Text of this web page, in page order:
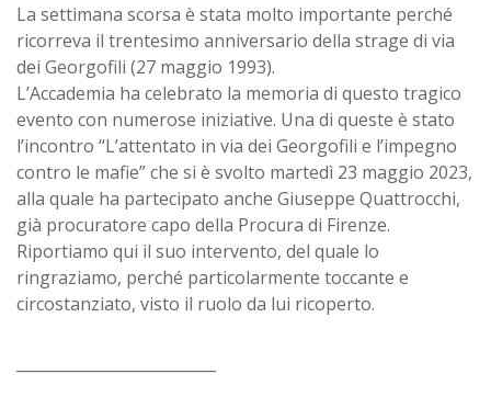
La settimana scorsa è stata molto importante perché
ricorreva il trentesimo anniversario della strage di via
dei Georgofili (27 maggio 1993).
L’Accademia ha celebrato la memoria di questo tragico
evento con numerose iniziative. Una di queste è stato
l’incontro “L’attentato in via dei Georgofili e l’impegno
contro le mafie” che si è svolto martedì 23 maggio 2023,
alla quale ha partecipato anche Giuseppe Quattrocchi,
già procuratore capo della Procura di Firenze.
Riportiamo qui il suo intervento, del quale lo
ringraziamo, perché particolarmente toccante e
circostanziato, visto il ruolo da lui ricoperto.